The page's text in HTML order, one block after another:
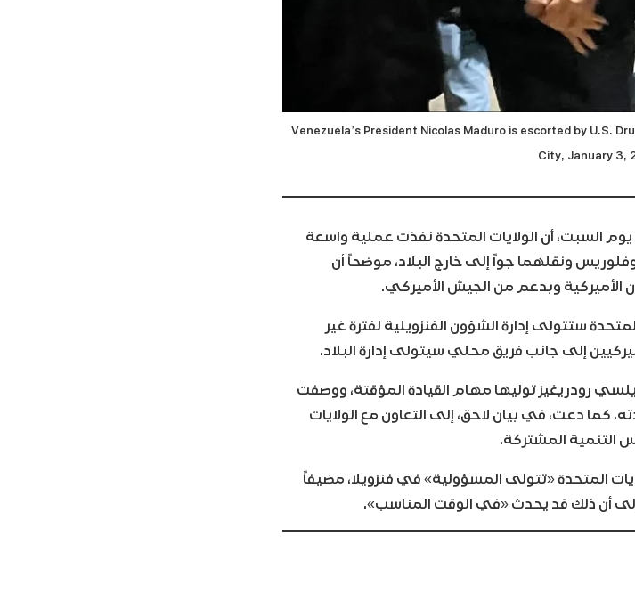
Venezuela’s President Nicolas Maduro is escorted by U.S.
City, January 3,
يوم السبت، أن الولايات المتحدة نفذت عملية واسعة
ونقلهما جواً إلى خارج البلاد، موضحاً أن
الأميركية وبدعم من الجيش الأميركي.
ستتولى إدارة الشؤون الفنزويلية لفترة غير
إلى جانب فريق محلي سيتولى إدارة البلاد.
رودريغيز توليها مهام القيادة المؤقتة، ووصفت
كما دعت، في بيان لاحق، إلى التعاون مع الولايات
التنمية المشتركة.
المتحدة «تتولى المسؤولية» في فنزويلا، مضيفاً
إلى أن ذلك قد يحدث «في الوقت المناسب».